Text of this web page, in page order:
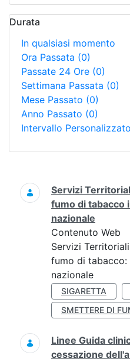
Durata
In qualsiasi momento
Ora Passata (0)
Passate 24 Ore (0)
Settimana Passata (0)
Mese Passato (0)
Anno Passato (0)
Intervallo
Ricerca
Servizi
fumo di tabacco
nazionale
Contenuto Web
Servizi
fumo di
nazionale
SIGARETTA
SMETTERE DI
Linee Guida
cessazione